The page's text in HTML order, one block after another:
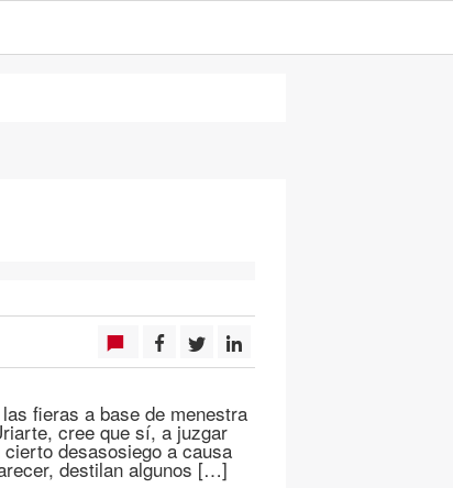
fieras a base de menestra
cree que sí, a juzgar
desasosiego a causa
destilan algunos […]